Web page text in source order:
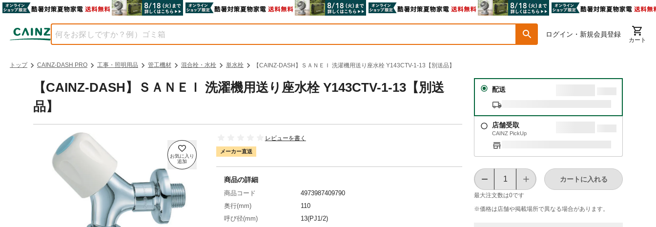
ログイン・新規会員登録
カート
トップ CAINZ-DASH PRO 工事・照明用品 管工機材 混合栓・水栓 単水栓 【CAINZ-DASH】ＳＡＮＥＩ 洗濯機用送り座水栓 Y143CTV-1-13【別送品】
【CAINZ-DASH】ＳＡＮＥＩ 洗濯機用送り座水栓 Y143CTV-1-13【別送
品】
レビューを書く
メーカー直送
配送
店舗受取
CAINZ PickUp
最大注文数は0です
カートに入れる
※価格は​店舗や​掲載場所で​異なる​場合が​あります。
商品の詳細
商品コード
4973987409790
奥行(mm)
110
呼び径(mm)
13(PJ1/2)